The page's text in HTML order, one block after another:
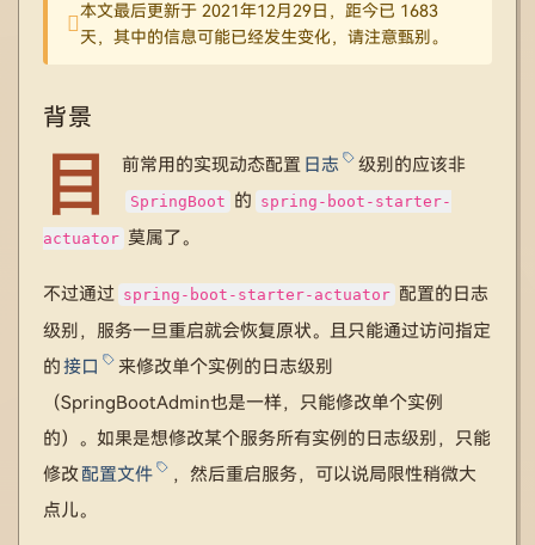
本文最后更新于 2021年12月29日，距今已 1683
天，其中的信息可能已经发生变化，请注意甄别。
背景
目 前常用的实现动态配置 日志 级别的应该非
SpringBoot 的 spring-boot-starter-
actuator 莫属了。
不过通过 spring-boot-starter-actuator 配置的日志
级别，服务一旦重启就会恢复原状。且只能通过访问指定
的接口
来修改单个实例的日志级别
（SpringBootAdmin也是一样，只能修改单个实例
的）。如果是想修改某个服务所有实例的日志级别，只能
修改配置文件
，然后重启服务，可以说局限性稍微大
点儿。